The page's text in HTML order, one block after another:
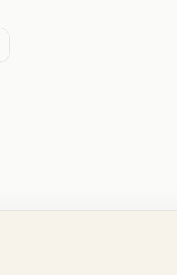
.   .   .   +   .   .   o
.   .   .   .   .   x   .